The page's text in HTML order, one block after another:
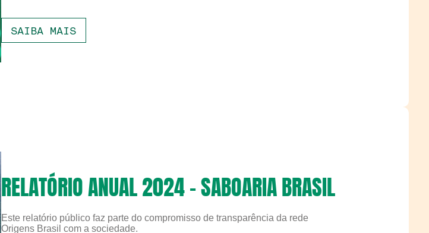
SAIBA MAIS
RELATÓRIO ANUAL 2024 - SABOARIA BRASIL
Este relatório público faz parte do compromisso de transparência da rede
Origens Brasil com a sociedade.